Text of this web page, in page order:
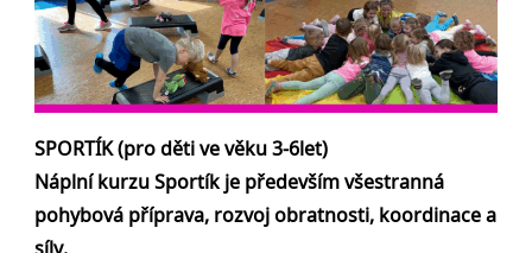
SPORTÍK (pro děti ve věku 3-6let)
Náplní kurzu Sportík je především všestranná
pohybová příprava, rozvoj obratnosti, koordinace a